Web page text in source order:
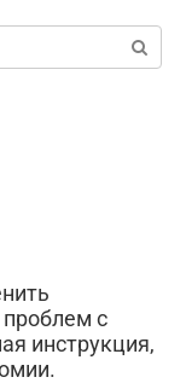
с
инструкция,